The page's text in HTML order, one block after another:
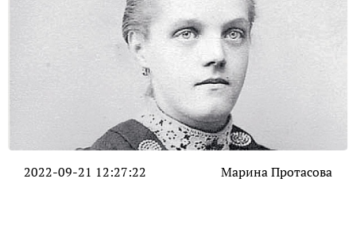
2022-09-21 12:27:22 Марина Протасова